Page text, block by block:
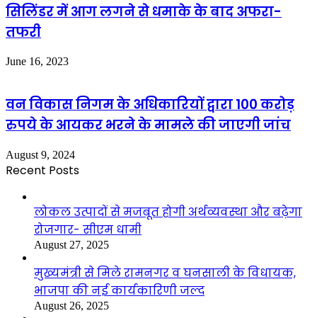
सिलिंडर में आग लगने से धमाके के बाद अफरा-
तफरी
June 16, 2023
वन विकास निगम के अधिकारियों द्वारा 100 करोड़
रुपये के आयकर भरने के मामले की जाएगी जांच
August 9, 2024
Recent Posts
लोकल उत्पादों से मजबूत होगी अर्थव्यवस्था और बढ़ेगा
रोजगार- सीएम धामी
August 27, 2025
मुख्यमंत्री से मिले रामनगर व घनसाली के विधायक,
भाजपा की नई कार्यकारिणी जल्द
August 26, 2025